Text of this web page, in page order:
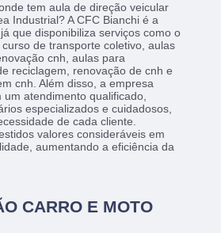
tem aula de direção veicular
Industrial? A CFC Bianchi é a
que disponibiliza serviços como o
de transporte coletivo, aulas
cnh, aulas para
reciclagem, renovação de cnh e
cnh. Além disso, a empresa
atendimento qualificado,
especializados e cuidadosos,
de cada cliente.
valores consideráveis em
aumentando a eficiência da
CARRO E MOTO